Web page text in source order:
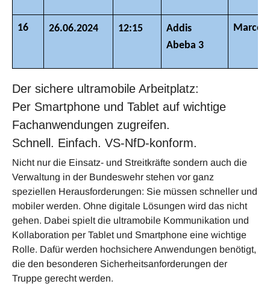
16 26.06.2024 12:15
Addis
Abeba 3
Marco
Der sichere ultramobile Arbeitplatz:
Per Smartphone und Tablet auf wichtige
Fachanwendungen zugreifen.
Schnell. Einfach. VS-NfD-konform.
Nicht nur die Einsatz- und Streitkräfte sondern auch die
Verwaltung in der Bundeswehr stehen vor ganz
speziellen Herausforderungen: Sie müssen schneller und
mobiler werden. Ohne digitale Lösungen wird das nicht
gehen. Dabei spielt die ultramobile Kommunikation und
Kollaboration per Tablet und Smart­phone eine wichtige
Rolle. Dafür werden hochsichere Anwendungen benötigt,
die den besonderen Si­cherheitsanforderungen der
Truppe gerecht werden.